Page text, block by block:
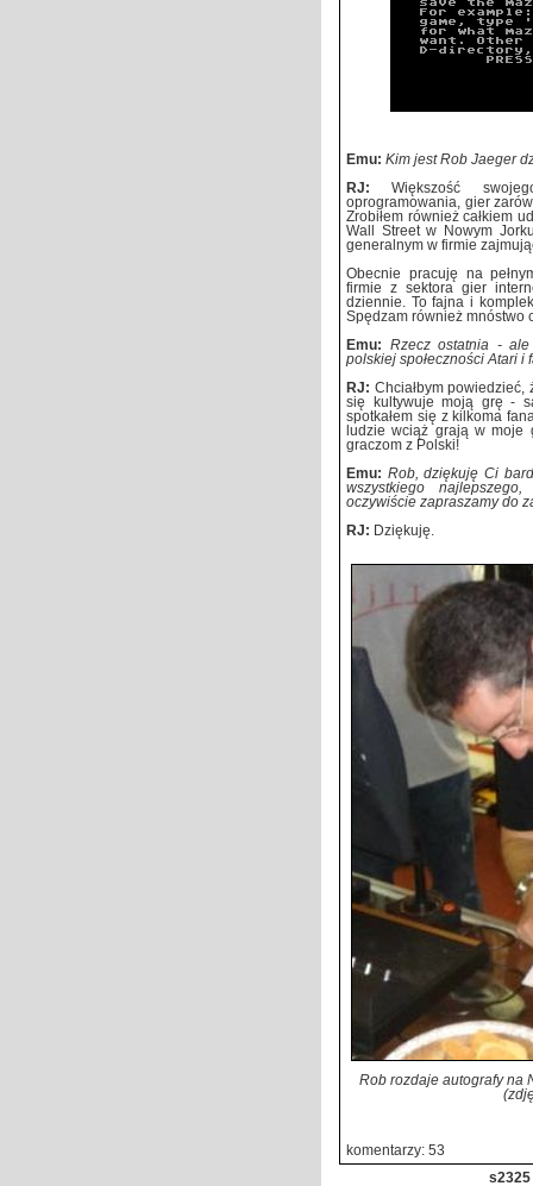
Emu: Kim jest Rob Jaeger
RJ:Większość
oprogramowania, gier
Zrobiłem również całkiem
Wall Street w Nowym
generalnym w firmie
Obecnie pracuję na
firmie z sektora gier
dziennie. To fajna i
Spędzam również mnóstwo
Emu: Rzecz ostatnia -
polskiej społeczności Atari i
RJ: Chciałbym
się kultywuje moją grę -
spotkałem się z kilkoma
ludzie wciąż grają w moje
graczom z Polski!
Emu: Rob, dziękuję Ci
wszystkiego
oczywiście zapraszamy do
RJ: Dziękuję.
Rob rozdaje autografy na
komentarzy: 53
s2325